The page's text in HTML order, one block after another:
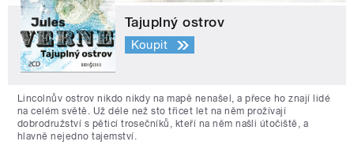
Tajuplný ostrov
Koupit
Lincolnův ostrov nikdo nikdy na mapě nenašel, a přece ho znají lidé
na celém světě. Už déle než sto třicet let na něm prožívají
dobrodružství s pěticí trosečníků, kteří na něm našli útočiště, a
hlavně nejedno tajemství.